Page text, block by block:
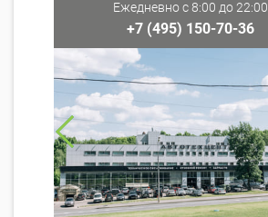
Ежедневно с 8:00 до 22:00
+7 (495) 150-70-36